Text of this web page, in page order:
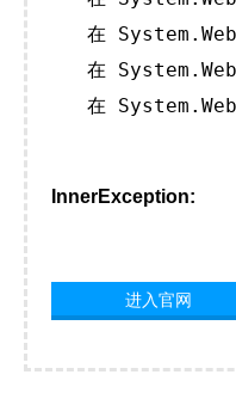
在
在
在
InnerException:
进入官网